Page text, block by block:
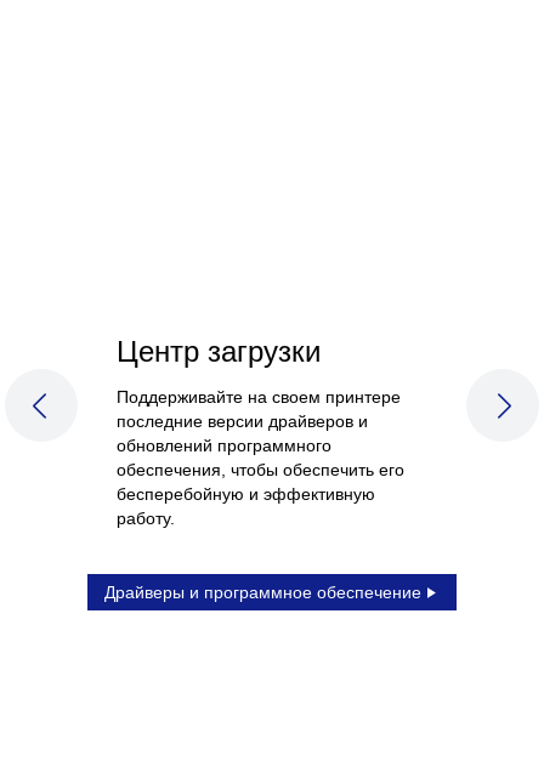
Центр загрузки
Поддерживайте на своем принтере
последние версии драйверов и
обновлений программного
обеспечения, чтобы обеспечить его
бесперебойную и эффективную
работу.
Драйверы и программное обеспечение
PREVIOUS SLIDE